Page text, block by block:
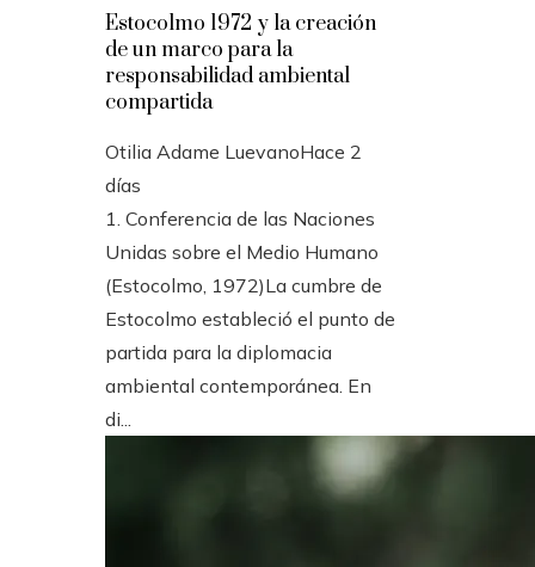
Estocolmo 1972 y la creación
de un marco para la
responsabilidad ambiental
compartida
Otilia Adame LuevanoHace 2
días
1. Conferencia de las Naciones
Unidas sobre el Medio Humano
(Estocolmo, 1972)La cumbre de
Estocolmo estableció el punto de
partida para la diplomacia
ambiental contemporánea. En
di...